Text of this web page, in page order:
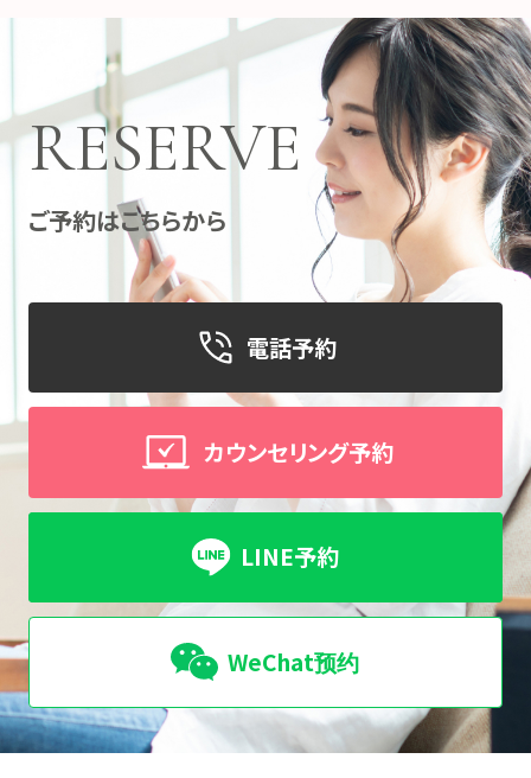
RESERVE
ご予約はこちらから
電話予約
カウンセリング予約
LINE予約
WeChat预约